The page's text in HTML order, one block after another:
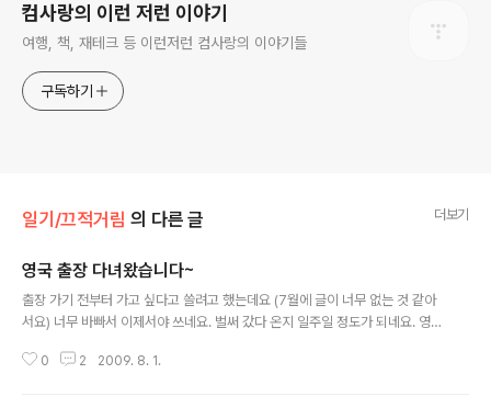
컴사랑의 이런 저런 이야기
여행, 책, 재테크 등 이런저런 컴사랑의 이야기들
구독하기
일기/끄적거림 의 다른 글 더보기
영국 출장 다녀왔습니다~
출장 가기 전부터 가고 싶다고 쓸려고 했는데요 (7월에 글이 너무 없는 것 같아
서요) 너무 바빠서 이제서야 쓰네요. 벌써 갔다 온지 일주일 정도가 되네요. 영어
하고 온 것 같아서 나름 안심입니다. 또 너무나 친철하게 대해주셔서 어려움도
0 2 2009. 8. 1.